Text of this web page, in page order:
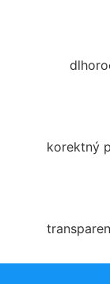
korektný